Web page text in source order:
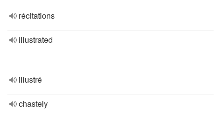
récitations
illustrated
illustré
chastely